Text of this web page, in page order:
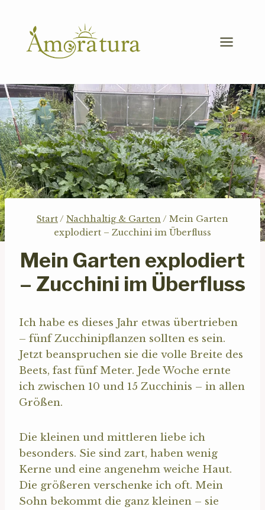
springen
Start/ Nachhaltig & Garten / Mein Garten
explodiert – Zucchini im Überfluss
Mein Garten explodiert
– Zucchini im Überfluss
Ich habe es dieses Jahr etwas übertrieben
– fünf Zucchinipflanzen sollten es sein.
Jetzt beanspruchen sie die volle Breite des
Beets, fast fünf Meter. Jede Woche ernte
ich zwischen 10 und 15 Zucchinis – in allen
Größen.
Die kleinen und mittleren liebe ich
besonders. Sie sind zart, haben wenig
Kerne und eine angenehm weiche Haut.
Die größeren verschenke ich oft. Mein
Sohn bekommt die ganz kleinen – sie